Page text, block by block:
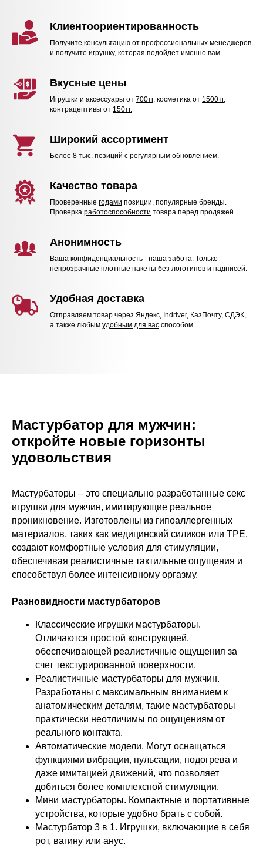
Клиентоориентированность
Получите консультацию от профессиональных менеджеров
и получите игрушку, которая подойдет именно вам.
Вкусные цены
Игрушки и аксессуары от 700тг, косметика от 1500тг,
контрацептивы от 150тг.
Широкий ассортимент
Более 8 тыс. позиций с регулярным обновлением.
Качество товара
Проверенные годами позиции, популярные бренды.
Проверка работоспособности товара перед продажей.
Анонимность
Ваша конфиденциальность - наша забота. Только
непрозрачные плотные пакеты без логотипов и надписей.
Удобная доставка
Отправляем товар через Яндекс, Indriver, КазПочту, СДЭК,
а также любым удобным для вас способом.
Мастурбатор для мужчин:
откройте новые горизонты
удовольствия
Мастурбаторы – это специально разработанные секс
игрушки для мужчин, имитирующие реальное
проникновение. Изготовлены из гипоаллергенных
материалов, таких как медицинский силикон или TPE,
создают комфортные условия для стимуляции,
обеспечивая реалистичные тактильные ощущения и
способствуя более интенсивному оргазму.
Разновидности мастурбаторов
Классические игрушки мастурбаторы.
Отличаются простой конструкцией,
обеспечивающей реалистичные ощущения за
счет текстурированной поверхности.
Реалистичные мастурбаторы для мужчин.
Разработаны с максимальным вниманием к
анатомическим деталям, такие мастурбаторы
практически неотличимы по ощущениям от
реального контакта.
Автоматические модели. Могут оснащаться
функциями вибрации, пульсации, подогрева и
даже имитацией движений, что позволяет
добиться более комплексной стимуляции.
Мини мастурбаторы. Компактные и портативные
устройства, которые удобно брать с собой.
Мастурбатор 3 в 1. Игрушки, включающие в себя
рот, вагину или анус.